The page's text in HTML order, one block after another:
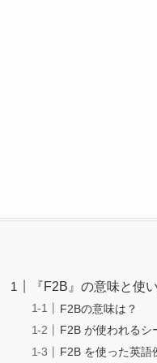
『F2B』の意味と使
F2Bの意味は？
F2B が使われるシ
F2B を使った英語